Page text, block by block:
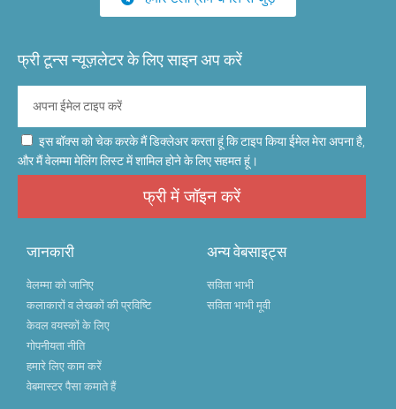
फ्री टून्स न्यूज़लेटर के लिए साइन अप करें
इस बॉक्स को चेक करके मैं डिक्लेअर करता हूं कि टाइप किया ईमेल मेरा अपना है,
और मैं वेलम्मा मेलिंग लिस्ट में शामिल होने के लिए सहमत हूं।
फ्री में जॉइन करें
जानकारी
वेलम्मा को जानिए
कलाकारों व लेखकों की प्रविष्टि
केवल वयस्कों के लिए
गोपनीयता नीति
हमारे लिए काम करें
वेबमास्टर पैसा कमाते हैं
अन्य वेबसाइट्स
सविता भाभी
सविता भाभी मूवी